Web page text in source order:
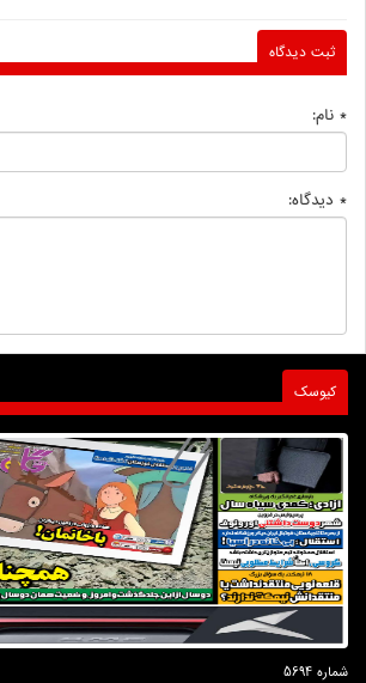
ثبت دیدگاه
* نام:
* دیدگاه:
کیوسک
شماره 5694